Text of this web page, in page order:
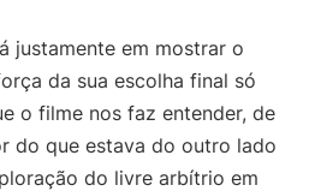
justamente em mostrar o
da sua escolha final só
o filme nos faz entender, de
do que estava do outro lado
do livre arbítrio em